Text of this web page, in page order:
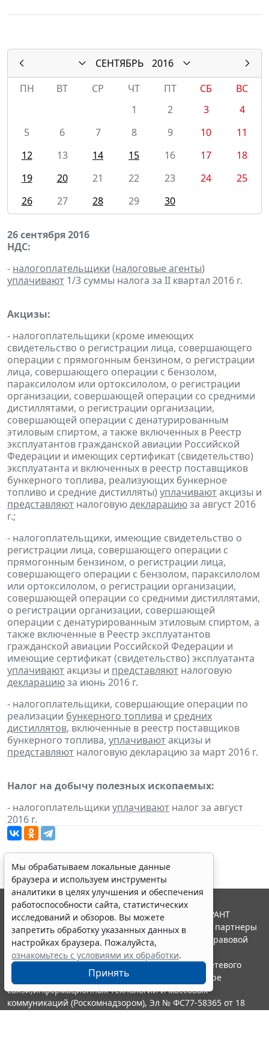
СЕНТЯБРЬ
2016
ПН
ВТ СР ЧТ ПТ СБ
ВС
1
2 3
4
5
6 7 8 9 10
11
12
13 14 15 16 17
18
19
20 21 22 23 24
25
26
27 28 29 30
26 сентября 2016
НДС:
- налогоплательщики (налоговые агенты)
уплачивают 1/3 суммы налога за II квартал 2016 г.
Акцизы:
- налогоплательщики (кроме имеющих
свидетельство о регистрации лица, совершающего
операции с прямогонным бензином, о регистрации
лица, совершающего операции с бензолом,
параксилолом или ортоксилолом, о регистрации
организации, совершающей операции со средними
дистиллятами, о регистрации организации,
совершающей операции с денатурированным
этиловым спиртом, а также включенных в Реестр
эксплуатантов гражданской авиации Российской
Федерации и имеющих сертификат (свидетельство)
эксплуатанта и включенных в реестр поставщиков
бункерного топлива, реализующих бункерное
топливо и средние дистилляты) уплачиваютакцизы и
представляют налоговуюдекларациюза август 2016
г.;
- налогоплательщики, имеющие свидетельство о
регистрации лица, совершающего операции с
прямогонным бензином, о регистрации лица,
совершающего операции с бензолом, параксилолом
или ортоксилолом, о регистрации организации,
совершающей операции со средними дистиллятами,
о регистрации организации, совершающей
операции с денатурированным этиловым спиртом, а
также включенные в Реестр эксплуатантов
гражданской авиации Российской Федерации и
имеющие сертификат (свидетельство) эксплуатанта
уплачиваютакцизы и представляют налоговую
декларациюза июнь 2016 г.
- налогоплательщики, совершающие операции по
реализации бункерного топлива и средних
дистиллятов, включенные в реестр поставщиков
бункерного топлива, уплачиваютакцизы и
представляют налоговую декларацию за март 2016 г.
Налог на добычу полезных ископаемых:
- налогоплательщики уплачивают налог за август
2016 г.
Мы обрабатываем локальные данные
браузера и используем инструменты
аналитики в целях улучшения и обеспечения
работоспособности сайта, статистических
исследований и обзоров. Вы можете
запретить обработку указанных данных в
настройках браузера. Пожалуйста,
ознакомьтесь с условиями их обработки.
Принять
© ООО "НПП "ГАРАНТ-СЕРВИС", 2026. Система ГАРАНТ
выпускается с 1990 года. Компания "Гарант" и ее партнеры
являются участниками Российской ассоциации правовой
информации ГАРАНТ.
Портал ГАРАНТ.РУ зарегистрирован в качестве сетевого
издания Федеральной службой по надзору в сфере
связи,информационных технологий и массовых
коммуникаций (Роскомнадзором), Эл № ФС77-58365 от 18